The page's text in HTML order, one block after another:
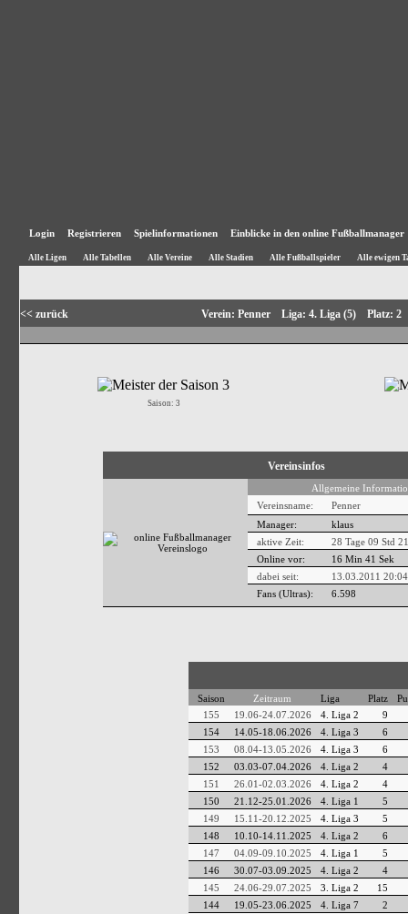
Login Registrieren Spielinformationen Einblicke in den online Fußballmanager
Alle Ligen Alle Tabellen Alle Vereine Alle Stadien Alle Fußballspieler Alle ewigen
<< zurück Verein: Penner Liga: 4. Liga (5) Platz:
Saison: 3
Vereinsinfos
Allgemeine
Vereinsname:
Penner
Manager:
klaus
aktive Zeit:
28 Tage 09 Std
Online vor:
16 Min 41 Sek
dabei seit:
13.03.2011
Fans (Ultras):
6.598
Saison Zeitraum Liga Platz
155
19.06-24.07.2026 4. Liga 2
9
154
14.05-18.06.2026 4. Liga 3
6
153
08.04-13.05.2026 4. Liga 3
6
152
03.03-07.04.2026 4. Liga 2
4
151
26.01-02.03.2026 4. Liga 2
4
150
21.12-25.01.2026 4. Liga 1
5
149
15.11-20.12.2025 4. Liga 3
5
148
10.10-14.11.2025 4. Liga 2
6
147
04.09-09.10.2025 4. Liga 1
5
146
30.07-03.09.2025 4. Liga 2
4
145
24.06-29.07.2025 3. Liga 2
15
144
19.05-23.06.2025 4. Liga 7
2